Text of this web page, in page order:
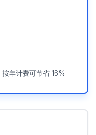
按年计费可节省 16%